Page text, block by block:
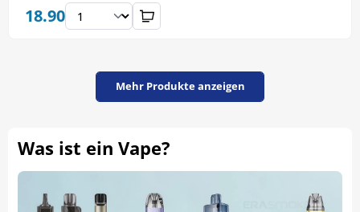
18.90
Mehr Produkte anzeigen
Was ist ein Vape?